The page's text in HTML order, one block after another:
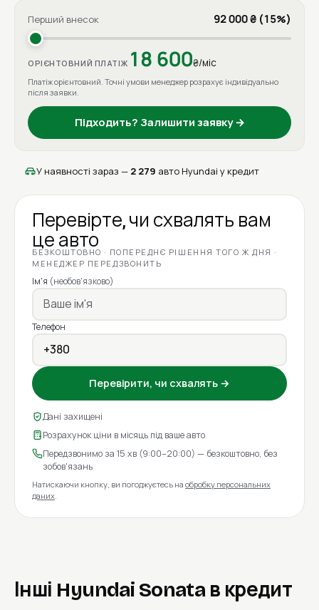
Перший внесок 92 000 ₴ (15%)
ОРІЄНТОВНИЙ ПЛАТІЖ 18 600₴/міс
Платіж орієнтовний. Точні умови менеджер розрахує індивідуально
після заявки.
Підходить? Залишити заявку →
У наявності зараз — 2 279 авто Hyundai у кредит
Перевірте, чи схвалять вам
це авто
БЕЗКОШТОВНО · ПОПЕРЕДНЄ РІШЕННЯ ТОГО Ж ДНЯ ·
МЕНЕДЖЕР ПЕРЕДЗВОНИТЬ
Ім'я (необов'язково)
Телефон
Перевірити, чи схвалять →
Дані захищені
Розрахунок ціни в місяць під ваше авто
Передзвонимо за 15 хв (9:00–20:00) — безкоштовно, без
зобов'язань
Натискаючи кнопку, ви погоджуєтесь на обробку персональних
даних
Інші Hyundai Sonata в кредит